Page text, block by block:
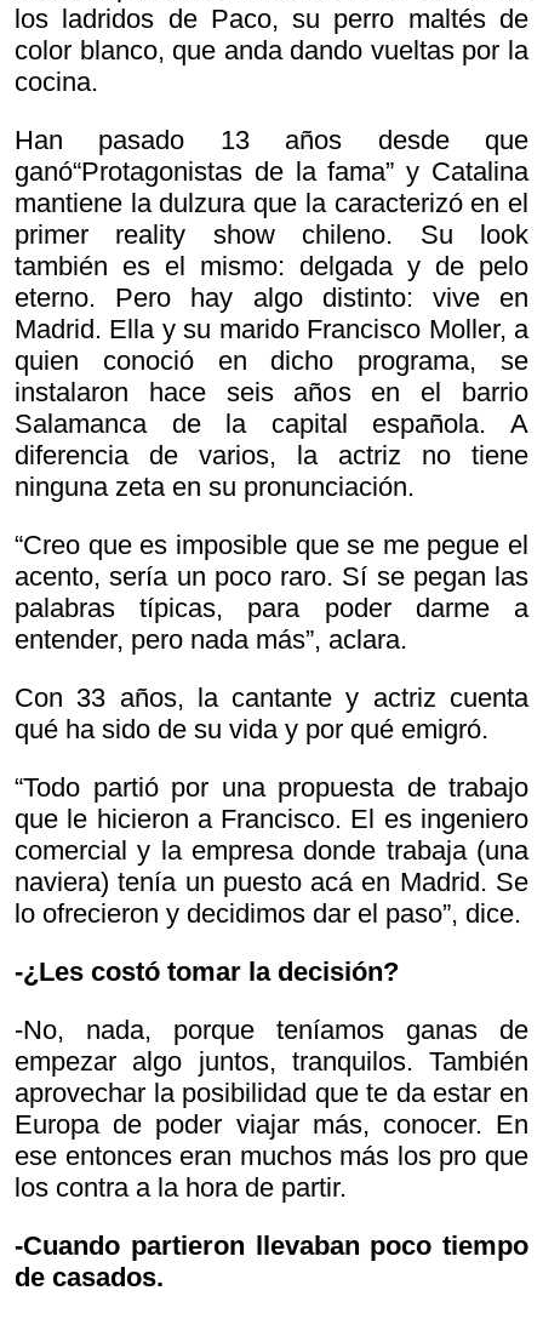
los ladridos de Paco, su perro maltés de
color blanco, que anda dando vueltas por la
cocina.
Han pasado 13 años desde que
ganó“Protagonistas de la fama” y Catalina
mantiene la dulzura que la caracterizó en el
primer reality show chileno. Su look
también es el mismo: delgada y de pelo
eterno. Pero hay algo distinto: vive en
Madrid. Ella y su marido Francisco Moller, a
quien conoció en dicho programa, se
instalaron hace seis años en el barrio
Salamanca de la capital española. A
diferencia de varios, la actriz no tiene
ninguna zeta en su pronunciación.
“Creo que es imposible que se me pegue el
acento, sería un poco raro. Sí se pegan las
palabras típicas, para poder darme a
entender, pero nada más”, aclara.
Con 33 años, la cantante y actriz cuenta
qué ha sido de su vida y por qué emigró.
“Todo partió por una propuesta de trabajo
que le hicieron a Francisco. El es ingeniero
comercial y la empresa donde trabaja (una
naviera) tenía un puesto acá en Madrid. Se
lo ofrecieron y decidimos dar el paso”, dice.
-¿Les costó tomar la decisión?
-No, nada, porque teníamos ganas de
empezar algo juntos, tranquilos. También
aprovechar la posibilidad que te da estar en
Europa de poder viajar más, conocer. En
ese entonces eran muchos más los pro que
los contra a la hora de partir.
-Cuando partieron llevaban poco tiempo
de casados.